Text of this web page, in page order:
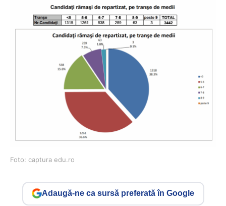
Foto: captura edu.ro
Adaugă-ne ca sursă preferată în Google